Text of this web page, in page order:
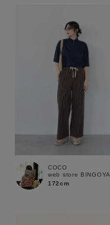
COCO
web store BINGOYA
172cm